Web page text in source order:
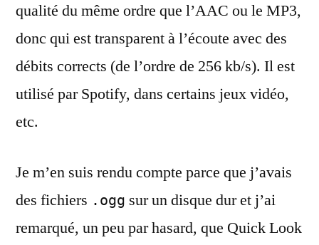
qualité du même ordre que l’AAC ou le MP3,
donc qui est transparent à l’écoute avec des
débits corrects (de l’ordre de 256 kb/s). Il est
utilisé par Spotify, dans certains jeux vidéo,
etc.
Je m’en suis rendu compte parce que j’avais
des fichiers .ogg sur un disque dur et j’ai
remarqué, un peu par hasard, que Quick Look